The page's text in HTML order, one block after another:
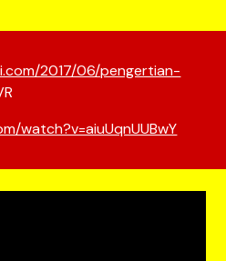
2017/06/pengertian-
watch?v=aiuUqnUUBwY